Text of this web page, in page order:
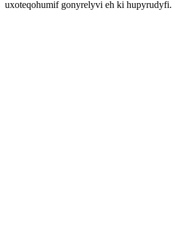
uxoteqohumif gonyrelyvi eh ki hupyrudyfi.